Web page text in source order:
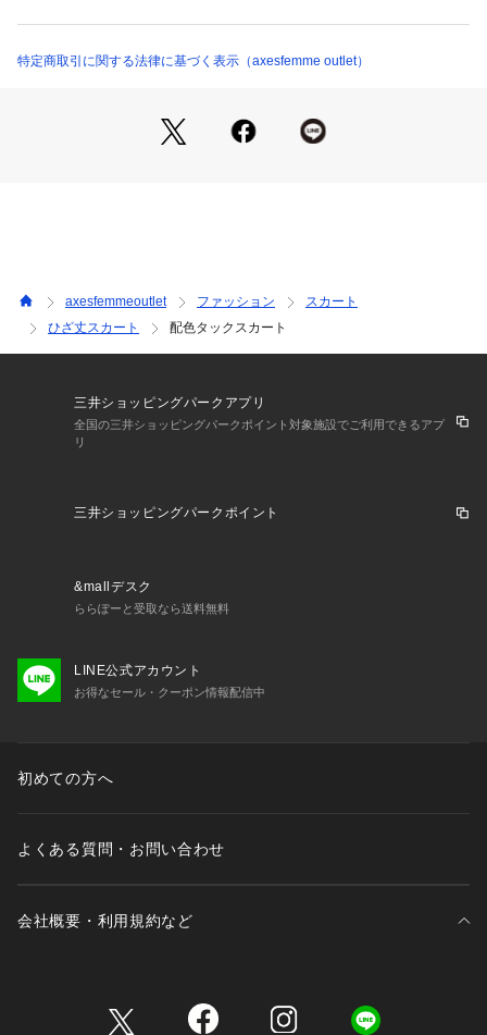
【コーディネート】
仕上げたり、スニーカーを合わせてカジュアルダウンするのも
◎。トップスをインしてウエストラインを強調すると、よりス
特定商取引に関する法律に基づく表示（axesfemme outlet）
axesfemmeoutlet ファッション
スカート
ひざ丈スカート
配色タックスカート
三井ショッピングパークアプリ
全国の三井ショッピングパークポイント対象施設でご利用できるアプ
リ
三井ショッピングパークポイント
&mallデスク
ららぽーと受取なら送料無料
LINE公式アカウント
お得なセール・クーポン情報配信中
初めての方へ
よくある質問・お問い合わせ
会社概要・利用規約など